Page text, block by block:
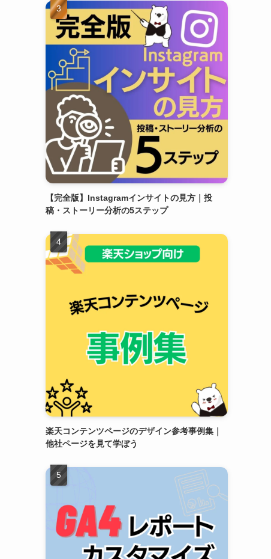
【完全版】Instagramインサイトの見方｜投
稿・ストーリー分析の5ステップ
楽天コンテンツページのデザイン参考事例集｜
他社ページを見て学ぼう